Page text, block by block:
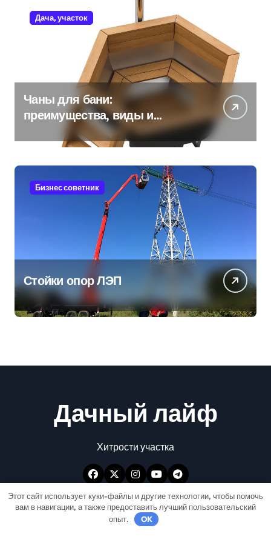
Дача, участок
Чаны для бани:
преимущества, виды и
особенности использования
Бизнес советник
Стойки опор ЛЭП
Дачный лайф
Хитрости участка
Этот сайт использует куки-файлы и другие технологии, чтобы помочь
вам в навигации, а также предоставить лучший пользовательский
опыт.
OK